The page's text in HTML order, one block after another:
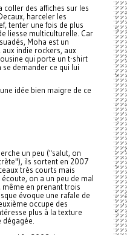
coller des affiches sur les
harceler les
tenter une fois de plus
liesse multiculturelle. Car
Moha est un
indie rockers, aux
qui porte un t-shirt
se demander ce qui lui
idée bien maigre de ce
un peu ("salut, on
ils sortent en 2007
très courts mais
on a un peu de mal
même en prenant trois
évoque une rafale de
occupe des
plus à la texture
dégagée.